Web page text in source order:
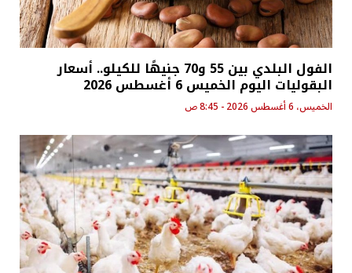
الفول البلدي بين 55 و70 جنيهًا للكيلو.. أسعار
البقوليات اليوم الخميس 6 أغسطس 2026
الخميس، 6 أغسطس 2026 - 8:45 ص